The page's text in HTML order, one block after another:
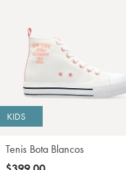
KIDS
Tenis Bota Blancos